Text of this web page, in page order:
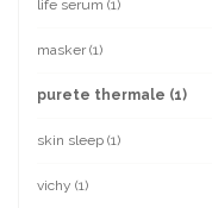
life serum (1)
masker(1)
purete thermale (1)
skin sleep (1)
vichy (1)